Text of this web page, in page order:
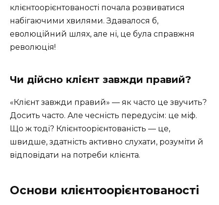
клієнтоорієнтованості почала розвиватися
набігаючими хвилями. Здавалося б,
еволюційний шлях, але ні, це була справжня
революція!
Чи дійсно клієнт завжди правий?
«Клієнт завжди правий» — як часто це звучить?
Досить часто. Але чесність передусім: це міф.
Що ж тоді? Клієнтоорієнтованість — це,
швидше, здатність активно слухати, розуміти й
відповідати на потреби клієнта.
Основи клієнтоорієнтованості